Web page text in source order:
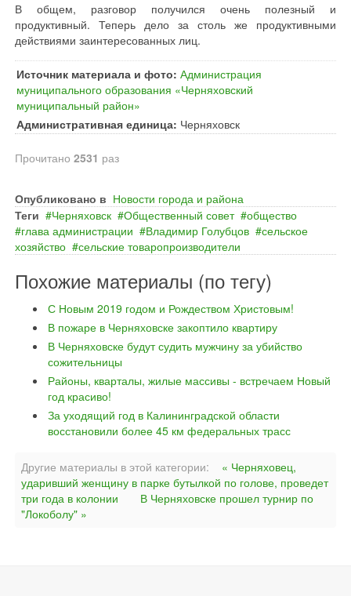
В общем, разговор получился очень полезный и
продуктивный. Теперь дело за столь же продуктивными
действиями заинтересованных лиц.
Источник материала и фото: Администрация
муниципального образования «Черняховский
муниципальный район»
Административная единица: Черняховск
Прочитано 2531 раз
Опубликовано в Новости города и района
Теги
Черняховск Общественный совет
общество
глава администрации
Владимир Голубцов
сельское
хозяйство
сельские товаропроизводители
Похожие материалы (по тегу)
С Новым 2019 годом и Рождеством Христовым!
В пожаре в Черняховске закоптило квартиру
В Черняховске будут судить мужчину за убийство
сожительницы
Районы, кварталы, жилые массивы - встречаем Новый
год красиво!
За уходящий год в Калининградской области
восстановили более 45 км федеральных трасс
Другие материалы в этой категории:
« Черняховец,
ударивший женщину в парке бутылкой по голове, проведет
три года в колонии
В Черняховске прошел турнир по
"Локоболу" »